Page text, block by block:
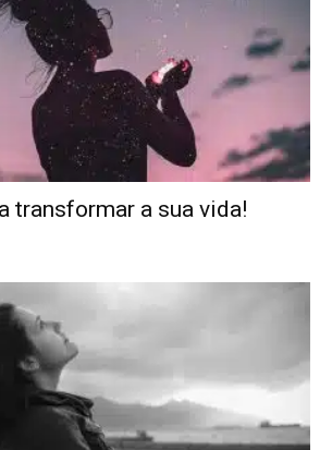
transformar a sua vida!